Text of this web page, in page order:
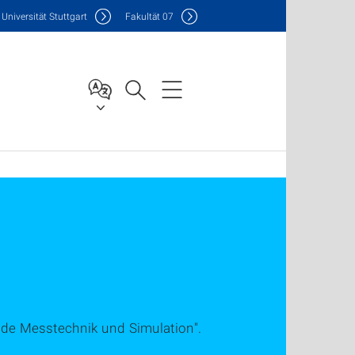
Universität Stuttgart Fakultät07
Messtechnik und Simulation".